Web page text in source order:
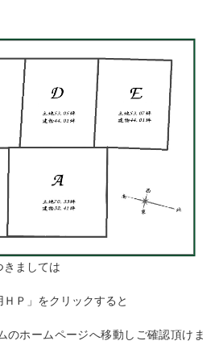
きましては
Ｐ」をクリックすると
のホームページへ移動しご確認頂けま